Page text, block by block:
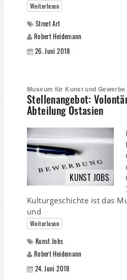
Weiterlesen
Street Art
Robert Heidemann
26. Juni 2018
Museum für Kunst und
Stellenangebot:
Abteilung Ostasien
KUNST JOBS
Kulturgeschichte ist das
und
Weiterlesen
Kunst Jobs
Robert Heidemann
24. Juni 2018